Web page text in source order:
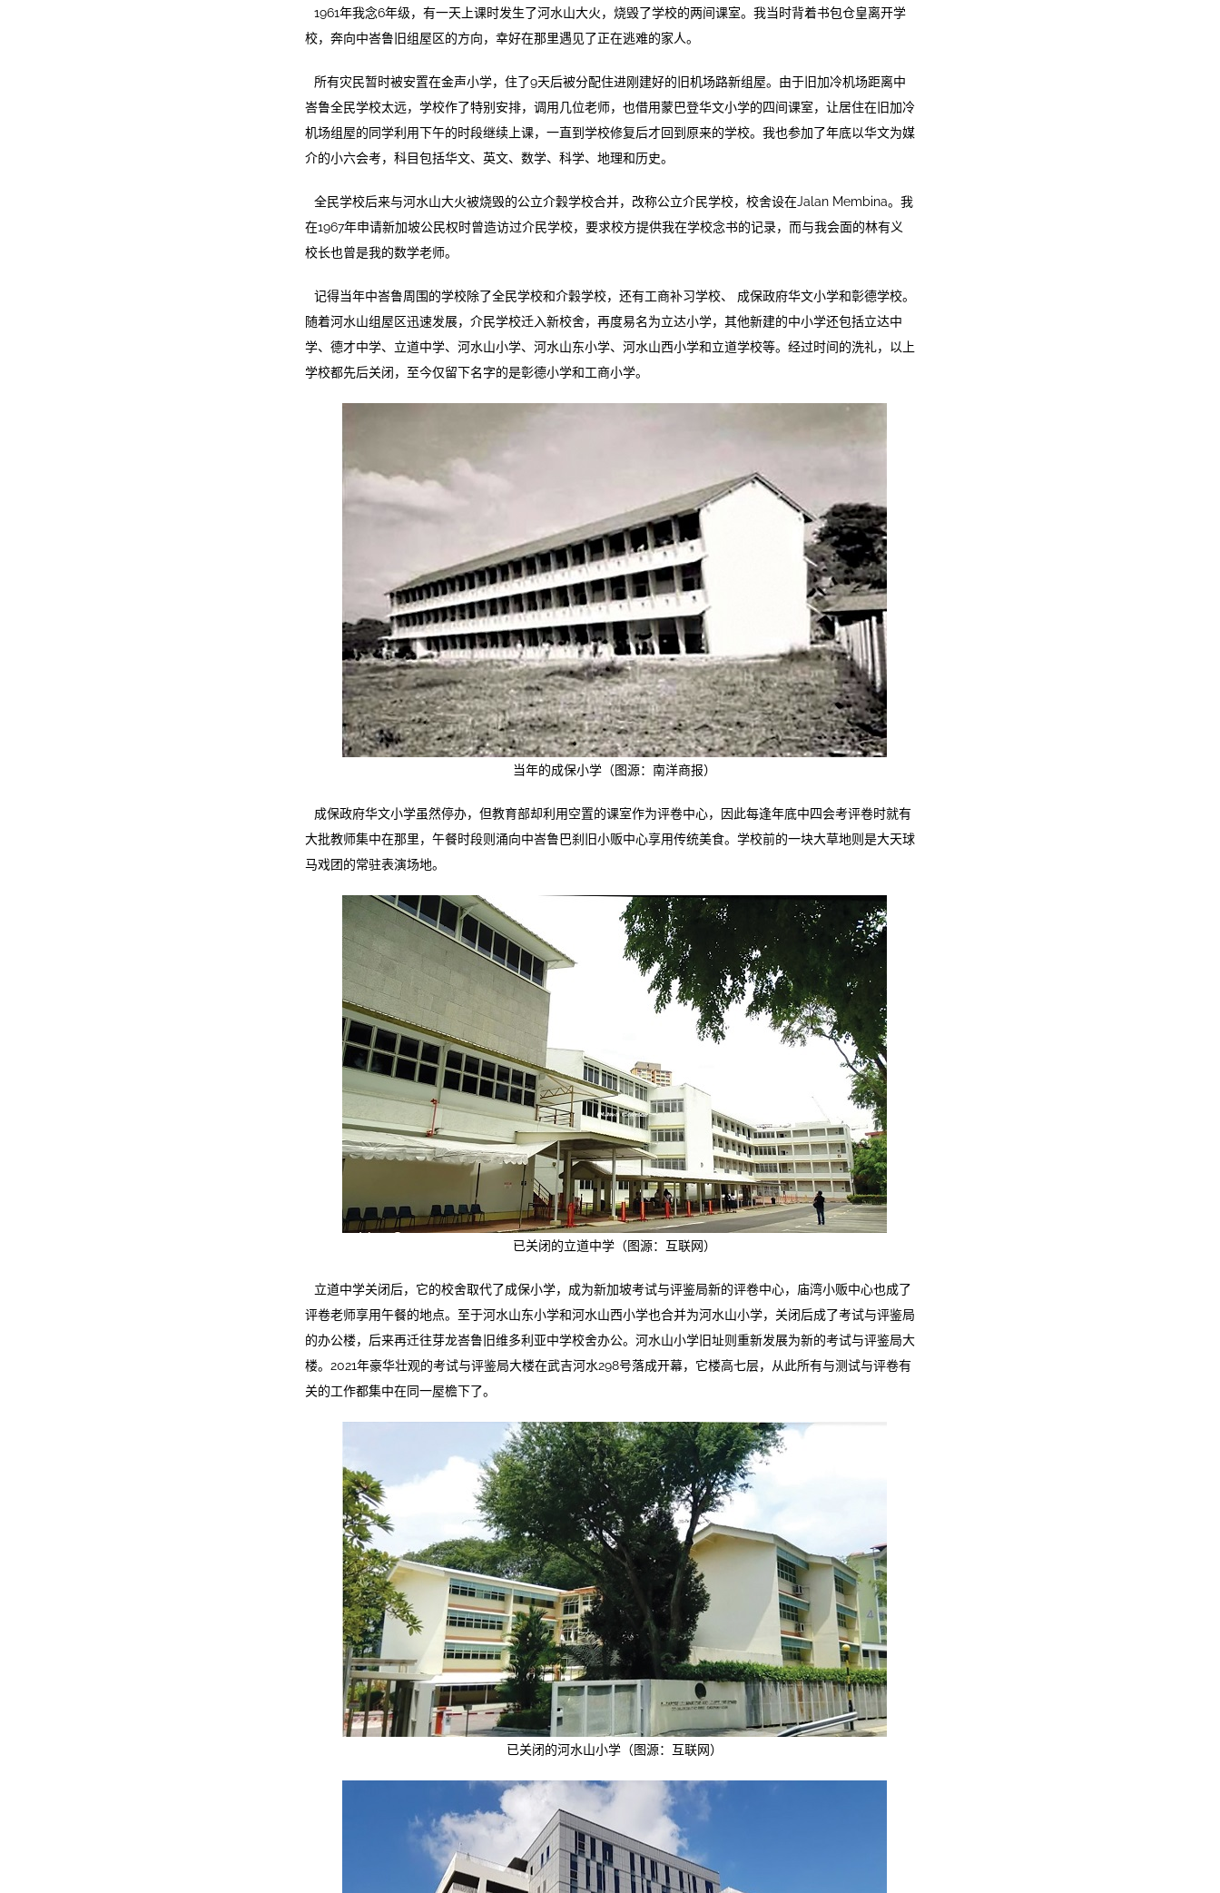
1961年我念6年级，有一天上课时发生了河水山大火，烧毁了学校的两间课室。我当时背着书包仓皇离开学
校，奔向中峇鲁旧组屋区的方向，幸好在那里遇见了正在逃难的家人。
所有灾民暂时被安置在金声小学，住了9天后被分配住进刚建好的旧机场路新组屋。由于旧加冷机场距离中
峇鲁全民学校太远，学校作了特别安排，调用几位老师，也借用蒙巴登华文小学的四间课室，让居住在旧加冷
机场组屋的同学利用下午的时段继续上课，一直到学校修复后才回到原来的学校。我也参加了年底以华文为媒
介的小六会考，科目包括华文、英文、数学、科学、地理和历史。
全民学校后来与河水山大火被烧毁的公立介穀学校合并，改称公立介民学校，校舍设在Jalan Membina。我
在1967年申请新加坡公民权时曾造访过介民学校，要求校方提供我在学校念书的记录，而与我会面的林有义
校长也曾是我的数学老师。
记得当年中峇鲁周围的学校除了全民学校和介穀学校，还有工商补习学校、 成保政府华文小学和彰德学校。
随着河水山组屋区迅速发展，介民学校迁入新校舍，再度易名为立达小学，其他新建的中小学还包括立达中
学、德才中学、立道中学、河水山小学、河水山东小学、河水山西小学和立道学校等。经过时间的洗礼，以上
学校都先后关闭，至今仅留下名字的是彰德小学和工商小学。
当年的成保小学（图源：南洋商报）
成保政府华文小学虽然停办，但教育部却利用空置的课室作为评卷中心，因此每逢年底中四会考评卷时就有
大批教师集中在那里，午餐时段则涌向中峇鲁巴刹旧小贩中心享用传统美食。学校前的一块大草地则是大天球
马戏团的常驻表演场地。
已关闭的立道中学（图源：互联网）
立道中学关闭后，它的校舍取代了成保小学，成为新加坡考试与评鉴局新的评卷中心，庙湾小贩中心也成了
评卷老师享用午餐的地点。至于河水山东小学和河水山西小学也合并为河水山小学，关闭后成了考试与评鉴局
的办公楼，后来再迁往芽龙峇鲁旧维多利亚中学校舍办公。河水山小学旧址则重新发展为新的考试与评鉴局大
楼。2021年豪华壮观的考试与评鉴局大楼在武吉河水298号落成开幕，它楼高七层，从此所有与测试与评卷有
关的工作都集中在同一屋檐下了。
已关闭的河水山小学（图源：互联网）